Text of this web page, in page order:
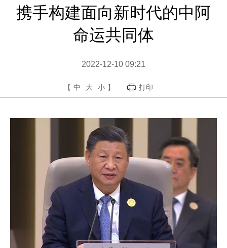
携手构建面向新时代的中阿
命运共同体
2022-12-10 09:21
【 中 大 小 】 打印